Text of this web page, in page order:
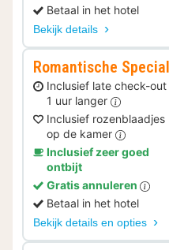
Betaal in het hotel
Bekijk details
Romantische Special
Inclusief late check-out
1 uur langer
Inclusief rozenblaadjes
op de kamer
Inclusief zeer goed
ontbijt
Gratis annuleren
Betaal in het hotel
Bekijk details en opties